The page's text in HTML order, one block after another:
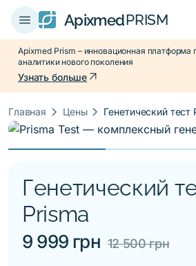
menu ApixmedPRISM
Apixmed Prism – инновационная платформа
аналитики нового поколения
Узнать больше arrow_outward
Главная keyboard_arrow_right Ценыkeyboard_arrow_right Генетический тест
Генетический
Prisma
9 999 грн 12 500 грн